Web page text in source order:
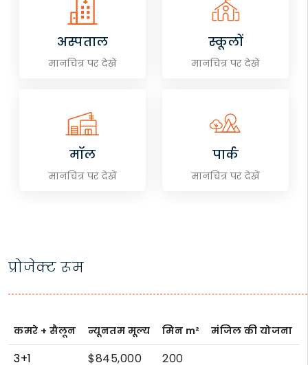
अस्पताल
मानचित्र पर देखें
स्कूलों
मानचित्र पर देखें
मॉल
मानचित्र पर देखें
पार्क
मानचित्र पर देखें
प्रोजेक्ट रूम
कमरे + सैलून न्यूनतम मूल्य मिन m² मंजिल की योजना
3+1 $845,000 200